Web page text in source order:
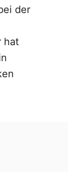
der
hat